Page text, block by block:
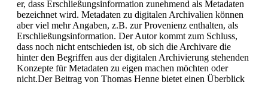
er, dass Erschließungsinformation zunehmend als Metadaten
bezeichnet wird. Metadaten zu digitalen Archivalien können
aber viel mehr Angaben, z.B. zur Provenienz enthalten, als
Erschließungsinformation. Der Autor kommt zum Schluss,
dass noch nicht entschieden ist, ob sich die Archivare die
hinter den Begriffen aus der digitalen Archivierung stehenden
Konzepte für Metadaten zu eigen machen möchten oder
nicht.Der Beitrag von Thomas Henne bietet einen Überblick